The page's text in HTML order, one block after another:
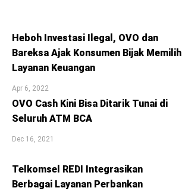
Heboh Investasi Ilegal, OVO dan
Bareksa Ajak Konsumen Bijak Memilih
Layanan Keuangan
Apr 6, 2022
OVO Cash Kini Bisa Ditarik Tunai di
Seluruh ATM BCA
Dec 16, 2021
Telkomsel REDI Integrasikan
Berbagai Layanan Perbankan